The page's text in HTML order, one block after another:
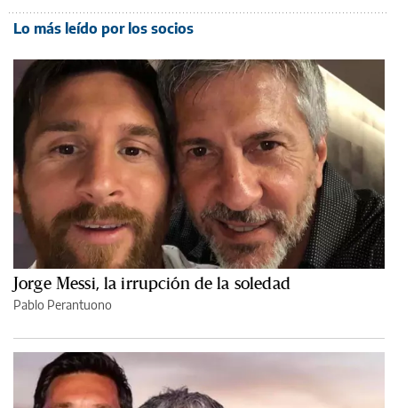
Lo más leído por los socios
Jorge Messi, la irrupción de la soledad
Pablo Perantuono